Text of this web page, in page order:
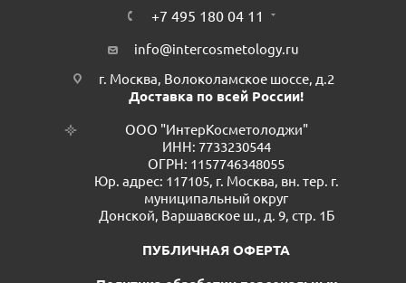
+7 495 180 04 11
info@intercosmetology.ru
г. Москва, Волоколамское шоссе, д.2
Доставка по всей России!
ООО "ИнтерКосметолоджи"
ИНН: 7733230544
ОГРН: 1157746348055
Юр. адрес: 117105, г. Москва, вн. тер. г.
муниципальный округ
Донской, Варшавское ш., д. 9, стр. 1Б
ПУБЛИЧНАЯ ОФЕРТА